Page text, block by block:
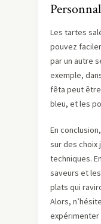
Les tartes
pouvez
par un autre
exemple,
fêta peut
bleu, et les
En
sur des choix
techniques.
saveurs et
plats qui
Alors,